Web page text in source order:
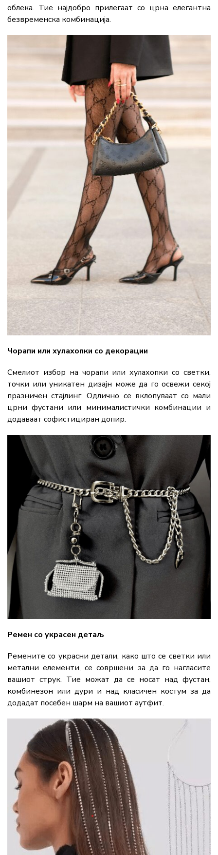
облека. Тие најдобро прилегаат со црна елегантна
безвременска комбинација.
Чорапи или хулахопки со декорации
Смелиот избор на чорапи или хулахопки со светки,
точки или уникатен дизајн може да го освежи секој
празничен стајлинг. Одлично се вклопуваат со мали
црни фустани или минималистички комбинации и
додаваат софистициран допир.
Ремен со украсен детаљ
Ремените со украсни детали, како што се светки или
метални елементи, се совршени за да го нагласите
вашиот струк. Тие можат да се носат над фустан,
комбинезон или дури и над класичен костум за да
додадат посебен шарм на вашиот аутфит.